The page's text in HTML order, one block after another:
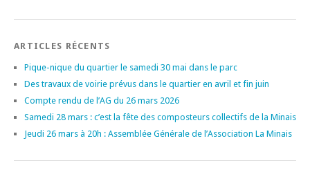
ARTICLES RÉCENTS
Pique-nique du quartier le samedi 30 mai dans le parc
Des travaux de voirie prévus dans le quartier en avril et fin juin
Compte rendu de l’AG du 26 mars 2026
Samedi 28 mars : c’est la fête des composteurs collectifs de la Minais
Jeudi 26 mars à 20h : Assemblée Générale de l’Association La Minais